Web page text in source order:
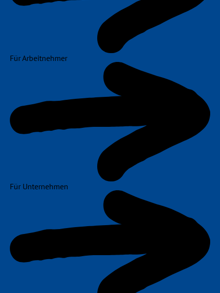
Für Arbeitnehmer
Für Unternehmen